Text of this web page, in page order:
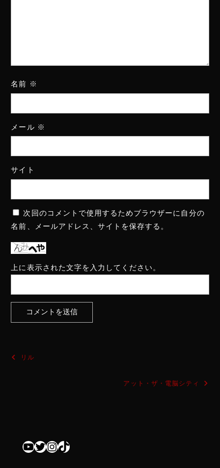
名前 ※
メール ※
サイト
次回のコメントで使用するためブラウザーに自分の
名前、メールアドレス、サイトを保存する。
上に表示された文字を入力してください。
投
リル
アット・ザ・電脳シティ
YouTube
Twitter
Instagram
TikTok